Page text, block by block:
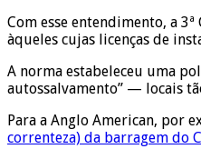
Com esse entendimento, a
àqueles cujas licenças de
A norma estabeleceu uma
autossalvamento” — locais
Para a Anglo American, por
correnteza) da barragem do